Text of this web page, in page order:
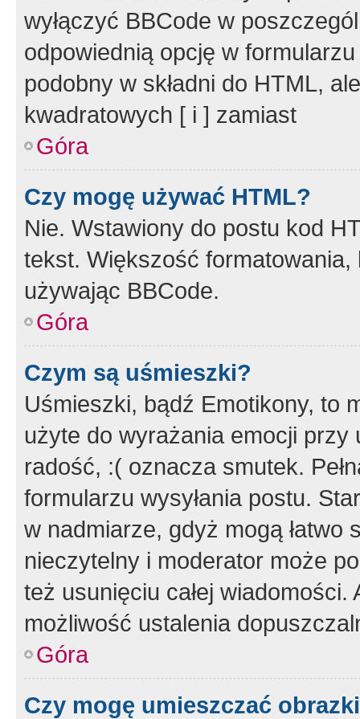
wyłączyć BBCode w
odpowiednią opcję w
podobny w składni do HTML,
kwadratowych [ i ] zamiast
Góra
Czy mogę używać HTML?
Nie. Wstawiony do postu kod
tekst. Większość
używając BBCode.
Góra
Czym są uśmieszki?
Uśmieszki, bądź Emotikony, to
użyte do wyrażania emocji
radość, :( oznacza smutek.
formularzu wysyłania postu.
w nadmiarze, gdyż mogą
nieczytelny i moderator może
też usunięciu całej
możliwość ustalenia
Góra
Czy mogę umieszczać